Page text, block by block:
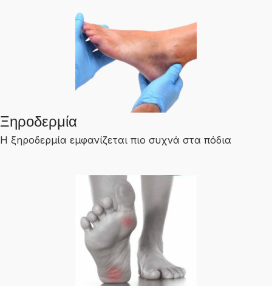
Ξηροδερμία
Η ξηροδερμία εμφανίζεται πιο συχνά στα πόδια